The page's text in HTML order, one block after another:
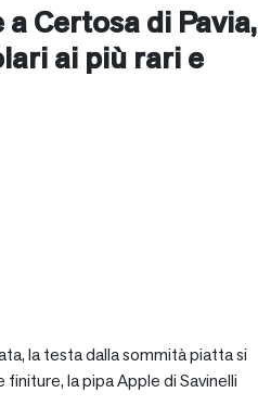
aCertosa di Pavia,
ai più rari e
la testa dalla sommità piatta si
la pipa Apple di Savinelli